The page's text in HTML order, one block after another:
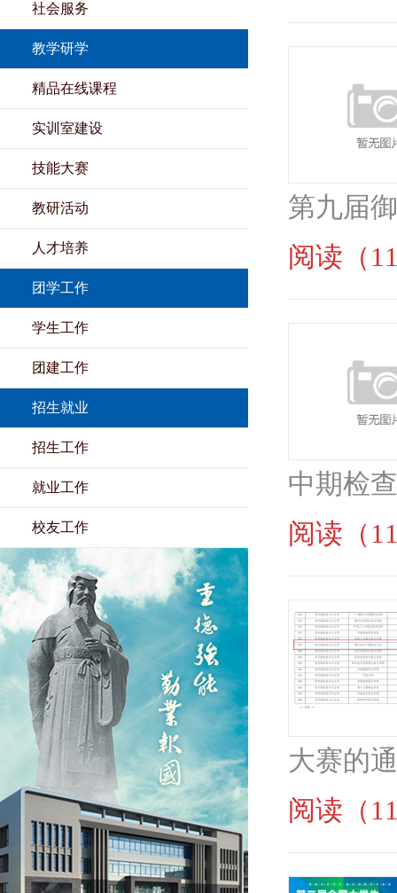
社会服务
教学研学
精品在线课程
实训室建设
技能大赛
教研活动
人才培养
团学工作
学生工作
团建工作
招生就业
招生工作
就业工作
校友工作
第九届
阅读（
中期检
阅读（
大赛的
阅读（